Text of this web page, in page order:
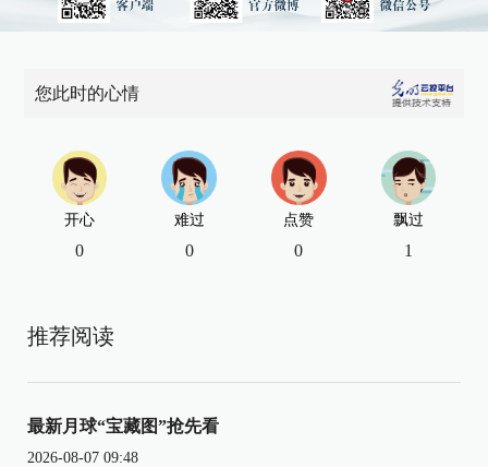
您此时的心情
开心
0
难过
0
点赞
0
飘过
1
推荐阅读
最新月球“宝藏图”抢先看
2026-08-07 09:48